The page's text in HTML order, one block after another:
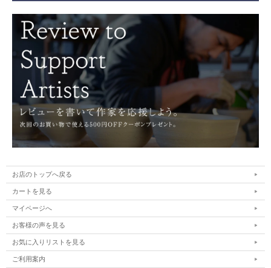
お店のトップへ戻る
カートを見る
マイページへ
お客様の声を見る
お気に入りリストを見る
ご利用案内